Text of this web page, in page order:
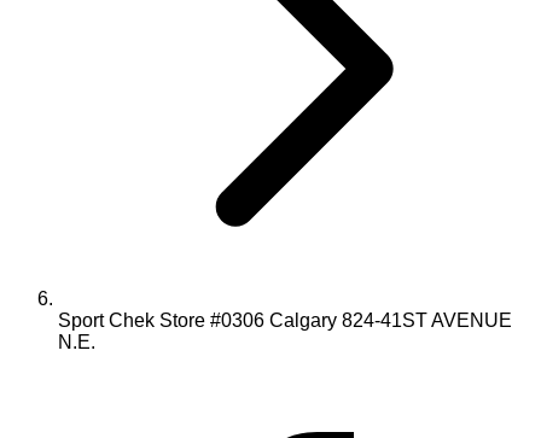
Sport Chek Store #0306 Calgary 824-41ST AVENUE
N.E.